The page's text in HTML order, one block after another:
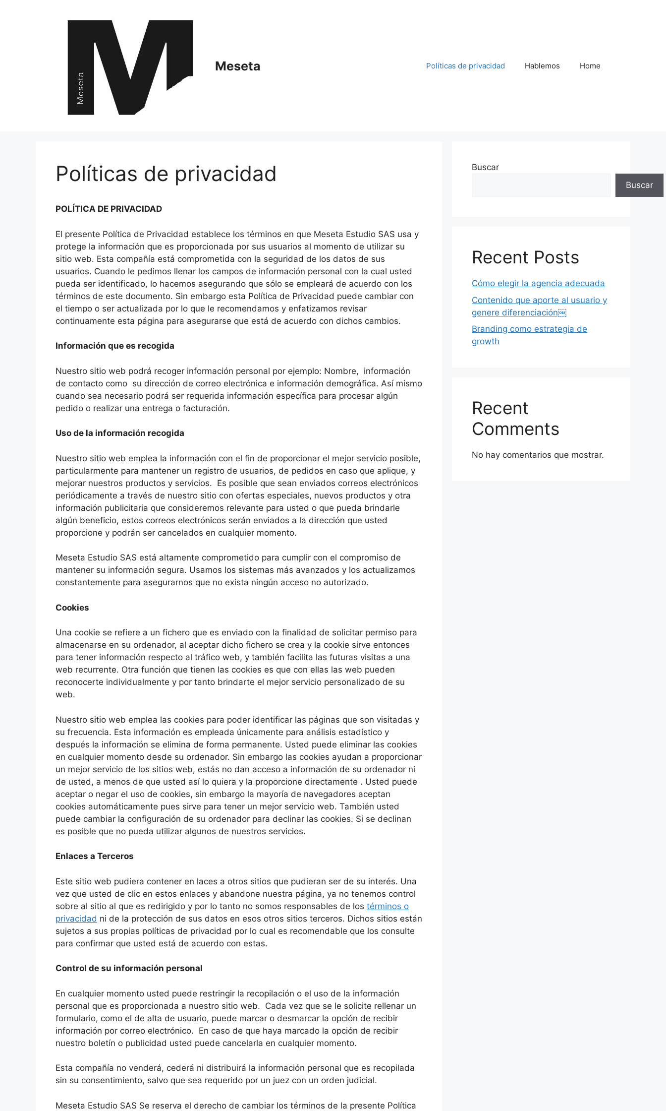
Meseta Políticas de privacidad Hablemos Home
Políticas de privacidad
POLÍTICA DE PRIVACIDAD
El presente Política de Privacidad establece los términos en que Meseta Estudio SAS usa y
protege la información que es proporcionada por sus usuarios al momento de utilizar su
sitio web. Esta compañía está comprometida con la seguridad de los datos de sus
usuarios. Cuando le pedimos llenar los campos de información personal con la cual usted
pueda ser identificado, lo hacemos asegurando que sólo se empleará de acuerdo con los
términos de este documento. Sin embargo esta Política de Privacidad puede cambiar con
el tiempo o ser actualizada por lo que le recomendamos y enfatizamos revisar
continuamente esta página para asegurarse que está de acuerdo con dichos cambios.
Información que es recogida
Nuestro sitio web podrá recoger información personal por ejemplo: Nombre, información
de contacto como su dirección de correo electrónica e información demográfica. Así mismo
cuando sea necesario podrá ser requerida información específica para procesar algún
pedido o realizar una entrega o facturación.
Uso de la información recogida
Nuestro sitio web emplea la información con el fin de proporcionar el mejor servicio posible,
particularmente para mantener un registro de usuarios, de pedidos en caso que aplique, y
mejorar nuestros productos y servicios. Es posible que sean enviados correos electrónicos
periódicamente a través de nuestro sitio con ofertas especiales, nuevos productos y otra
información publicitaria que consideremos relevante para usted o que pueda brindarle
algún beneficio, estos correos electrónicos serán enviados a la dirección que usted
proporcione y podrán ser cancelados en cualquier momento.
Meseta Estudio SAS está altamente comprometido para cumplir con el compromiso de
mantener su información segura. Usamos los sistemas más avanzados y los actualizamos
constantemente para asegurarnos que no exista ningún acceso no autorizado.
Cookies
Una cookie se refiere a un fichero que es enviado con la finalidad de solicitar permiso para
almacenarse en su ordenador, al aceptar dicho fichero se crea y la cookie sirve entonces
para tener información respecto al tráfico web, y también facilita las futuras visitas a una
web recurrente. Otra función que tienen las cookies es que con ellas las web pueden
reconocerte individualmente y por tanto brindarte el mejor servicio personalizado de su
web.
Nuestro sitio web emplea las cookies para poder identificar las páginas que son visitadas y
su frecuencia. Esta información es empleada únicamente para análisis estadístico y
después la información se elimina de forma permanente. Usted puede eliminar las cookies
en cualquier momento desde su ordenador. Sin embargo las cookies ayudan a proporcionar
un mejor servicio de los sitios web, estás no dan acceso a información de su ordenador ni
de usted, a menos de que usted así lo quiera y la proporcione directamente . Usted puede
aceptar o negar el uso de cookies, sin embargo la mayoría de navegadores aceptan
cookies automáticamente pues sirve para tener un mejor servicio web. También usted
puede cambiar la configuración de su ordenador para declinar las cookies. Si se declinan
es posible que no pueda utilizar algunos de nuestros servicios.
Enlaces a Terceros
Este sitio web pudiera contener en laces a otros sitios que pudieran ser de su interés. Una
vez que usted de clic en estos enlaces y abandone nuestra página, ya no tenemos control
sobre al sitio al que es redirigido y por lo tanto no somos responsables de los términos o
privacidad ni de la protección de sus datos en esos otros sitios terceros. Dichos sitios están
sujetos a sus propias políticas de privacidad por lo cual es recomendable que los consulte
para confirmar que usted está de acuerdo con estas.
Control de su información personal
En cualquier momento usted puede restringir la recopilación o el uso de la información
personal que es proporcionada a nuestro sitio web. Cada vez que se le solicite rellenar un
formulario, como el de alta de usuario, puede marcar o desmarcar la opción de recibir
información por correo electrónico. En caso de que haya marcado la opción de recibir
nuestro boletín o publicidad usted puede cancelarla en cualquier momento.
Esta compañía no venderá, cederá ni distribuirá la información personal que es recopilada
sin su consentimiento, salvo que sea requerido por un juez con un orden judicial.
Meseta Estudio SAS Se reserva el derecho de cambiar los términos de la presente Política
Buscar
Buscar
Recent Posts
Cómo elegir la agencia adecuada
Contenido que aporte al usuario y
genere diferenciación￼
Branding como estrategia de
growth
Recent
Comments
No hay comentarios que mostrar.